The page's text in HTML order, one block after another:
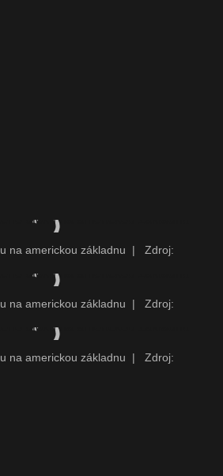
na americkou základnu |
Zdroj:
na americkou základnu |
Zdroj:
na americkou základnu |
Zdroj: